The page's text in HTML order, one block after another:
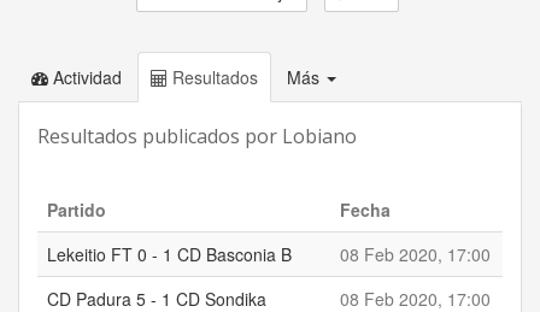
Actividad Resultados Más
Resultados publicados por Lobiano
Partido Fecha
Lekeitio FT 0 - 1 CD Basconia B
08 Feb 2020, 17:00
CD Padura 5 - 1 CD Sondika
08 Feb 2020, 17:00